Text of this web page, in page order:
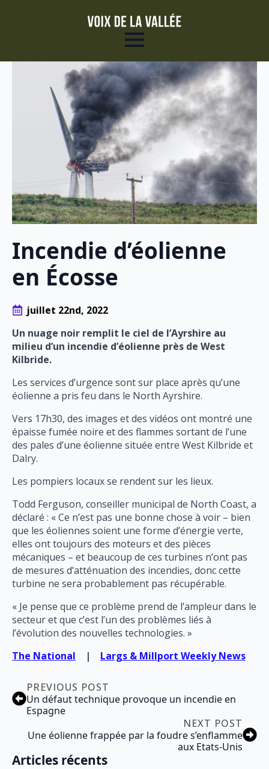
Incendie d’éolienne
en Écosse
juillet 22nd, 2022
Un nuage noir remplit le ciel de l’Ayrshire au
milieu d’un incendie d’éolienne près de West
Kilbride.
Les services d’urgence sont sur place après qu’une
éolienne a pris feu dans le North Ayrshire.
Vers 17h30, des images et des vidéos ont montré une
épaisse fumée noire et des flammes sortant de l’une
des pales d’une éolienne située entre West Kilbride et
Dalry.
Les pompiers locaux se rendent sur les lieux.
Todd Ferguson, conseiller municipal de North Coast, a
déclaré : « Ce n’est pas une bonne chose à voir – bien
que les éoliennes soient une forme d’énergie verte,
elles ont toujours des moteurs et des pièces
mécaniques – et beaucoup de ces turbines n’ont pas
de mesures d’atténuation des incendies, donc cette
turbine ne sera probablement pas récupérable.
« Je pense que ce problème prend de l’ampleur dans le
secteur et que c’est l’un des problèmes liés à
l’évolution des nouvelles technologies. »
The National | Largs & Millport Weekly News
PREVIOUS POST
Un défaut technique provoque un incendie en
Espagne
NEXT POST
Une éolienne frappée par la foudre s’enflamme
aux Etats-Unis
Articles récents